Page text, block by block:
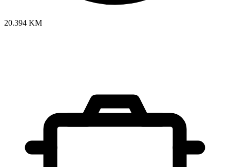
20.394 KM